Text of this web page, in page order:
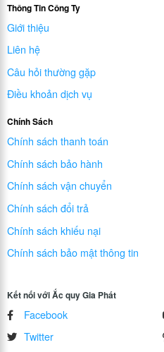
Thông Tin Công Ty
Giới thiệu
Liên hệ
Câu hỏi thường gặp
Điều khoản dịch vụ
Chính Sách
Chính sách thanh toán
Chính sách bảo hành
Chính sách vận chuyển
Chính sách đổi trả
Chính sách khiếu nại
Chính sách bảo mật thông tin
Kết nối với Ắc quy Gia Phát
Facebook
Twitter